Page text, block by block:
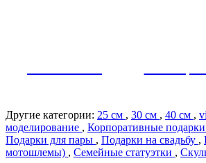
Другие категории: 25 см , 30 см , 40 см ,
моделирование , Корпоративные подарки
Подарки для пары , Подарки на свадьбу ,
мотошлемы) , Семейные статуэтки ,